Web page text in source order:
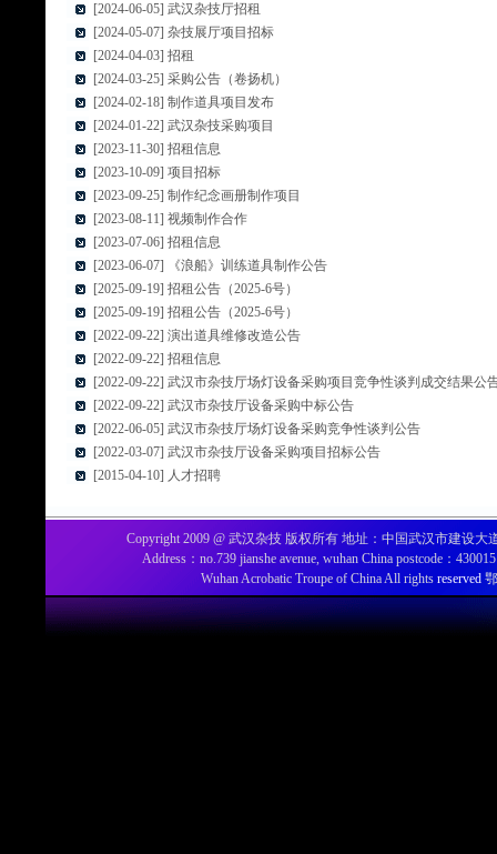
[2024-06-05] 武汉杂技厅招租
[2024-05-07] 杂技展厅项目招标
[2024-04-03] 招租
[2024-03-25] 采购公告（卷扬机）
[2024-02-18] 制作道具项目发布
[2024-01-22] 武汉杂技采购项目
[2023-11-30] 招租信息
[2023-10-09] 项目招标
[2023-09-25] 制作纪念画册制作项目
[2023-08-11] 视频制作合作
[2023-07-06] 招租信息
[2023-06-07] 《浪船》训练道具制作公告
[2025-09-19] 招租公告（2025-6号）
[2025-09-19] 招租公告（2025-6号）
[2022-09-22] 演出道具维修改造公告
[2022-09-22] 招租信息
[2022-09-22] 武汉市杂技厅场灯设备采购项目竞争性谈判成交结果公
[2022-09-22] 武汉市杂技厅设备采购中标公告
[2022-06-05] 武汉市杂技厅场灯设备采购竞争性谈判公告
[2022-03-07] 武汉市杂技厅设备采购项目招标公告
[2015-04-10] 人才招聘
Copyright 2009 @ 武汉杂技 版权所有 地址：中国武汉市建设大
Address：no.739 jianshe avenue, wuhan China postcode：
Wuhan Acrobatic Troupe of China All rights reserved